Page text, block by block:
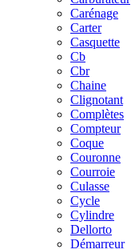
Carénage
Carter
Casquette
Cb
Cbr
Chaine
Clignotant
Complètes
Compteur
Coque
Couronne
Courroie
Culasse
Cycle
Cylindre
Dellorto
Démarreur